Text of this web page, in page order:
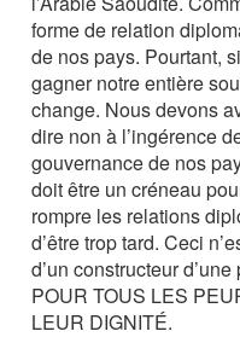
forme de relation
de nos pays. Pourtant,
gagner notre entière
change. Nous devons
dire non à l’ingérence
gouvernance de nos
doit être un créneau
rompre les relations
d’être trop tard. Ceci
d’un constructeur
POUR TOUS LES
LEUR DIGNITÉ.